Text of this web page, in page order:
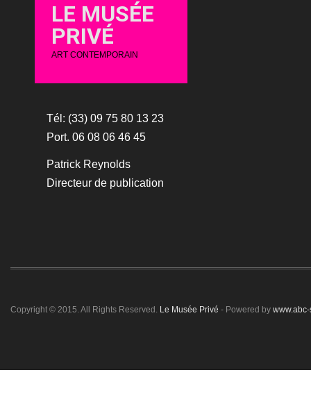
LE MUSÉE
PRIVÉ
ART CONTEMPORAIN
Tél: (33) 09 75 80 13 23
Port. 06 08 06 46 45
Patrick Reynolds
Directeur de publication
Copyright © 2015. All Rights Reserved. Le Musée Privé - Powered by